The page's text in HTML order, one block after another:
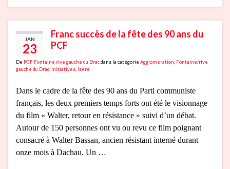
JAN
23
Franc succès de la fête des 90 ans du
PCF
De PCF Fontaine rive gauche du Dracdans la catégorie Agglomération Fontaine/rive
gauche du Drac Initiatives Isère
Dans le cadre de la fête des 90 ans du Parti communiste
français, les deux premiers temps forts ont été le visionnage
du film « Walter, retour en résistance » suivi d’un débat.
Autour de 150 personnes ont vu ou revu ce film poignant
consacré à Walter Bassan, ancien résistant interné durant
onze mois à Dachau. Un …